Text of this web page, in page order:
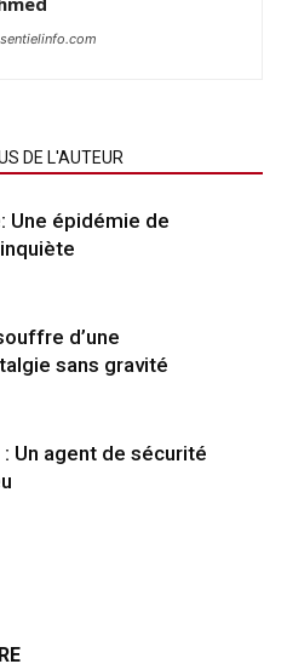
DE L'AUTEUR
Une épidémie de
d’une
sans gravité
Un agent de sécurité